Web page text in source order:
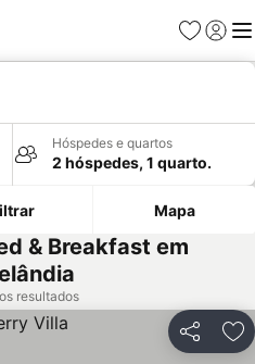
Favoritos
Iniciar
Hóspedes e quartos
2 hóspedes, 1 quarto.
Mapa
& Breakfast em
resultados
Partilhar